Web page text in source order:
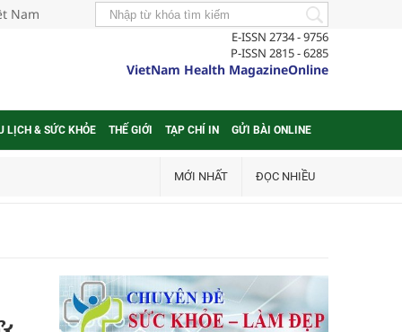
Nam
E-ISSN 2734 - 9756
P-ISSN 2815 - 6285
VietNam Health MagazineOnline
LỊCH & SỨC KHỎE THẾ GIỚI TẠP CHÍ IN GỬI BÀI ONLINE
MỚI NHẤT ĐỌC NHIỀU